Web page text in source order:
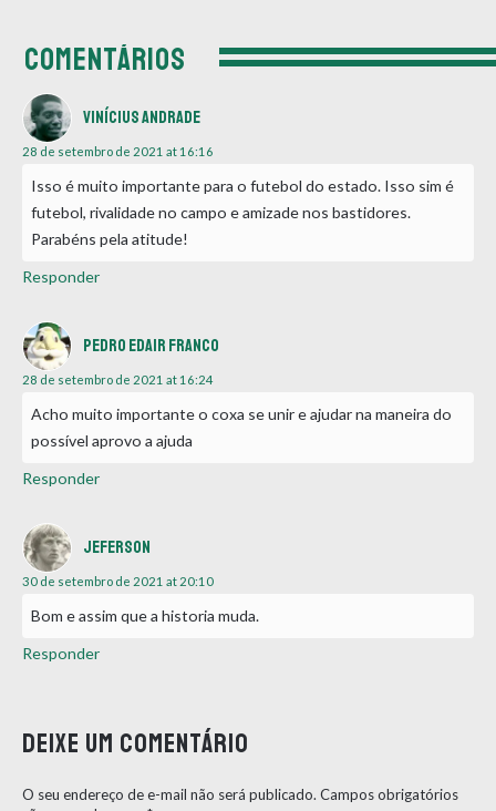
COMENTÁRIOS
Vinícius Andrade
28 de setembro de 2021 at 16:16
Isso é muito importante para o futebol do estado. Isso sim é
futebol, rivalidade no campo e amizade nos bastidores.
Parabéns pela atitude!
Responder
Pedro Edair Franco
28 de setembro de 2021 at 16:24
Acho muito importante o coxa se unir e ajudar na maneira do
possível aprovo a ajuda
Responder
Jeferson
30 de setembro de 2021 at 20:10
Bom e assim que a historia muda.
Responder
Deixe um comentário
O seu endereço de e-mail não será publicado. Campos obrigatórios